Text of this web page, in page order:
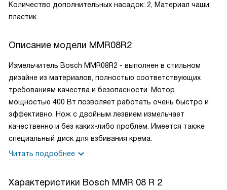
Количество дополнительных насадок: 2, Материал чаши:
пластик
Описание модели MMR08R2
Измельчитель Bosch MMR08R2 - выполнен в стильном
дизайне из материалов, полностью соответствующих
требованиям качества и безопасности. Мотор
мощностью 400 Вт позволяет работать очень быстро и
эффективно. Нож с двойным лезвием измельчает
качественно и без каких-либо проблем. Имеется также
специальный диск для взбивания крема.
Читать подробнее
Характеристики Bosch MMR 08 R 2